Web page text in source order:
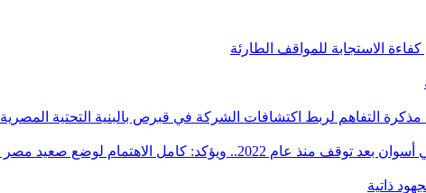
الاستجابة للمواقف الطارئة
مذكرة التفاهم لربط اكتشافات الشركة في قبرص بالبنية التحتية المصرية
صعيد مصر على خريطة الاستثمار البترولي